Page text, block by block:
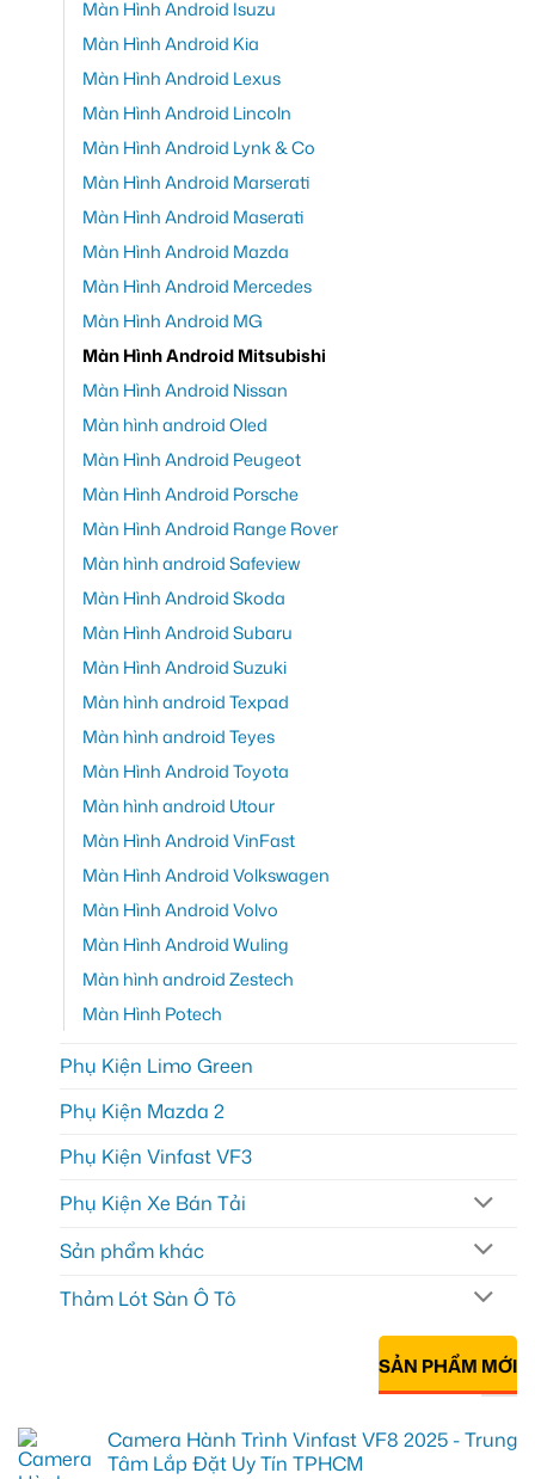
Màn Hình Android Isuzu
Màn Hình Android Kia
Màn Hình Android Lexus
Màn Hình Android Lincoln
Màn Hình Android Lynk & Co
Màn Hình Android Marserati
Màn Hình Android Maserati
Màn Hình Android Mazda
Màn Hình Android Mercedes
Màn Hình Android MG
Màn Hình Android Mitsubishi
Màn Hình Android Nissan
Màn hình android Oled
Màn Hình Android Peugeot
Màn Hình Android Porsche
Màn Hình Android Range Rover
Màn hình android Safeview
Màn Hình Android Skoda
Màn Hình Android Subaru
Màn Hình Android Suzuki
Màn hình android Texpad
Màn hình android Teyes
Màn Hình Android Toyota
Màn hình android Utour
Màn Hình Android VinFast
Màn Hình Android Volkswagen
Màn Hình Android Volvo
Màn Hình Android Wuling
Màn hình android Zestech
Màn Hình Potech
Phụ Kiện Limo Green
Phụ Kiện Mazda 2
Phụ Kiện Vinfast VF3
Phụ Kiện Xe Bán Tải
Sản phẩm khác
Thảm Lót Sàn Ô Tô
SẢN PHẨM MỚI
Camera Hành Trình Vinfast VF8 2025 - Trung
Tâm Lắp Đặt Uy Tín TPHCM